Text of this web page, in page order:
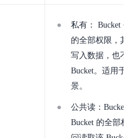
私有： Bucket
的全部权限，其
写入数据，也不
Bucket。适用于
景。
公共读：Bucket
Bucket 的全部权